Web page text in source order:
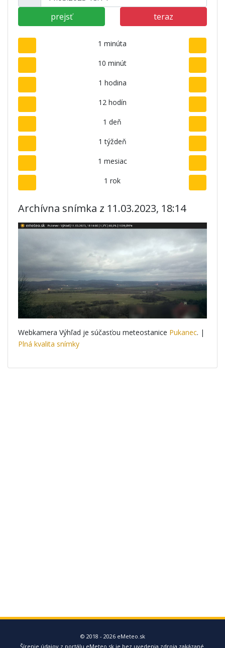
prejsť teraz
1 minúta
10 minút
1 hodina
12 hodín
1 deň
1 týždeň
1 mesiac
1 rok
Archívna snímka z 11.03.2023, 18:14
Webkamera Výhľad je súčasťou meteostanice Pukanec. |
Plná kvalita snímky
© 2018 - 2026 eMeteo.sk
Šírenie údajov z portálu eMeteo.sk je bez uvedenia zdroja zakázané.